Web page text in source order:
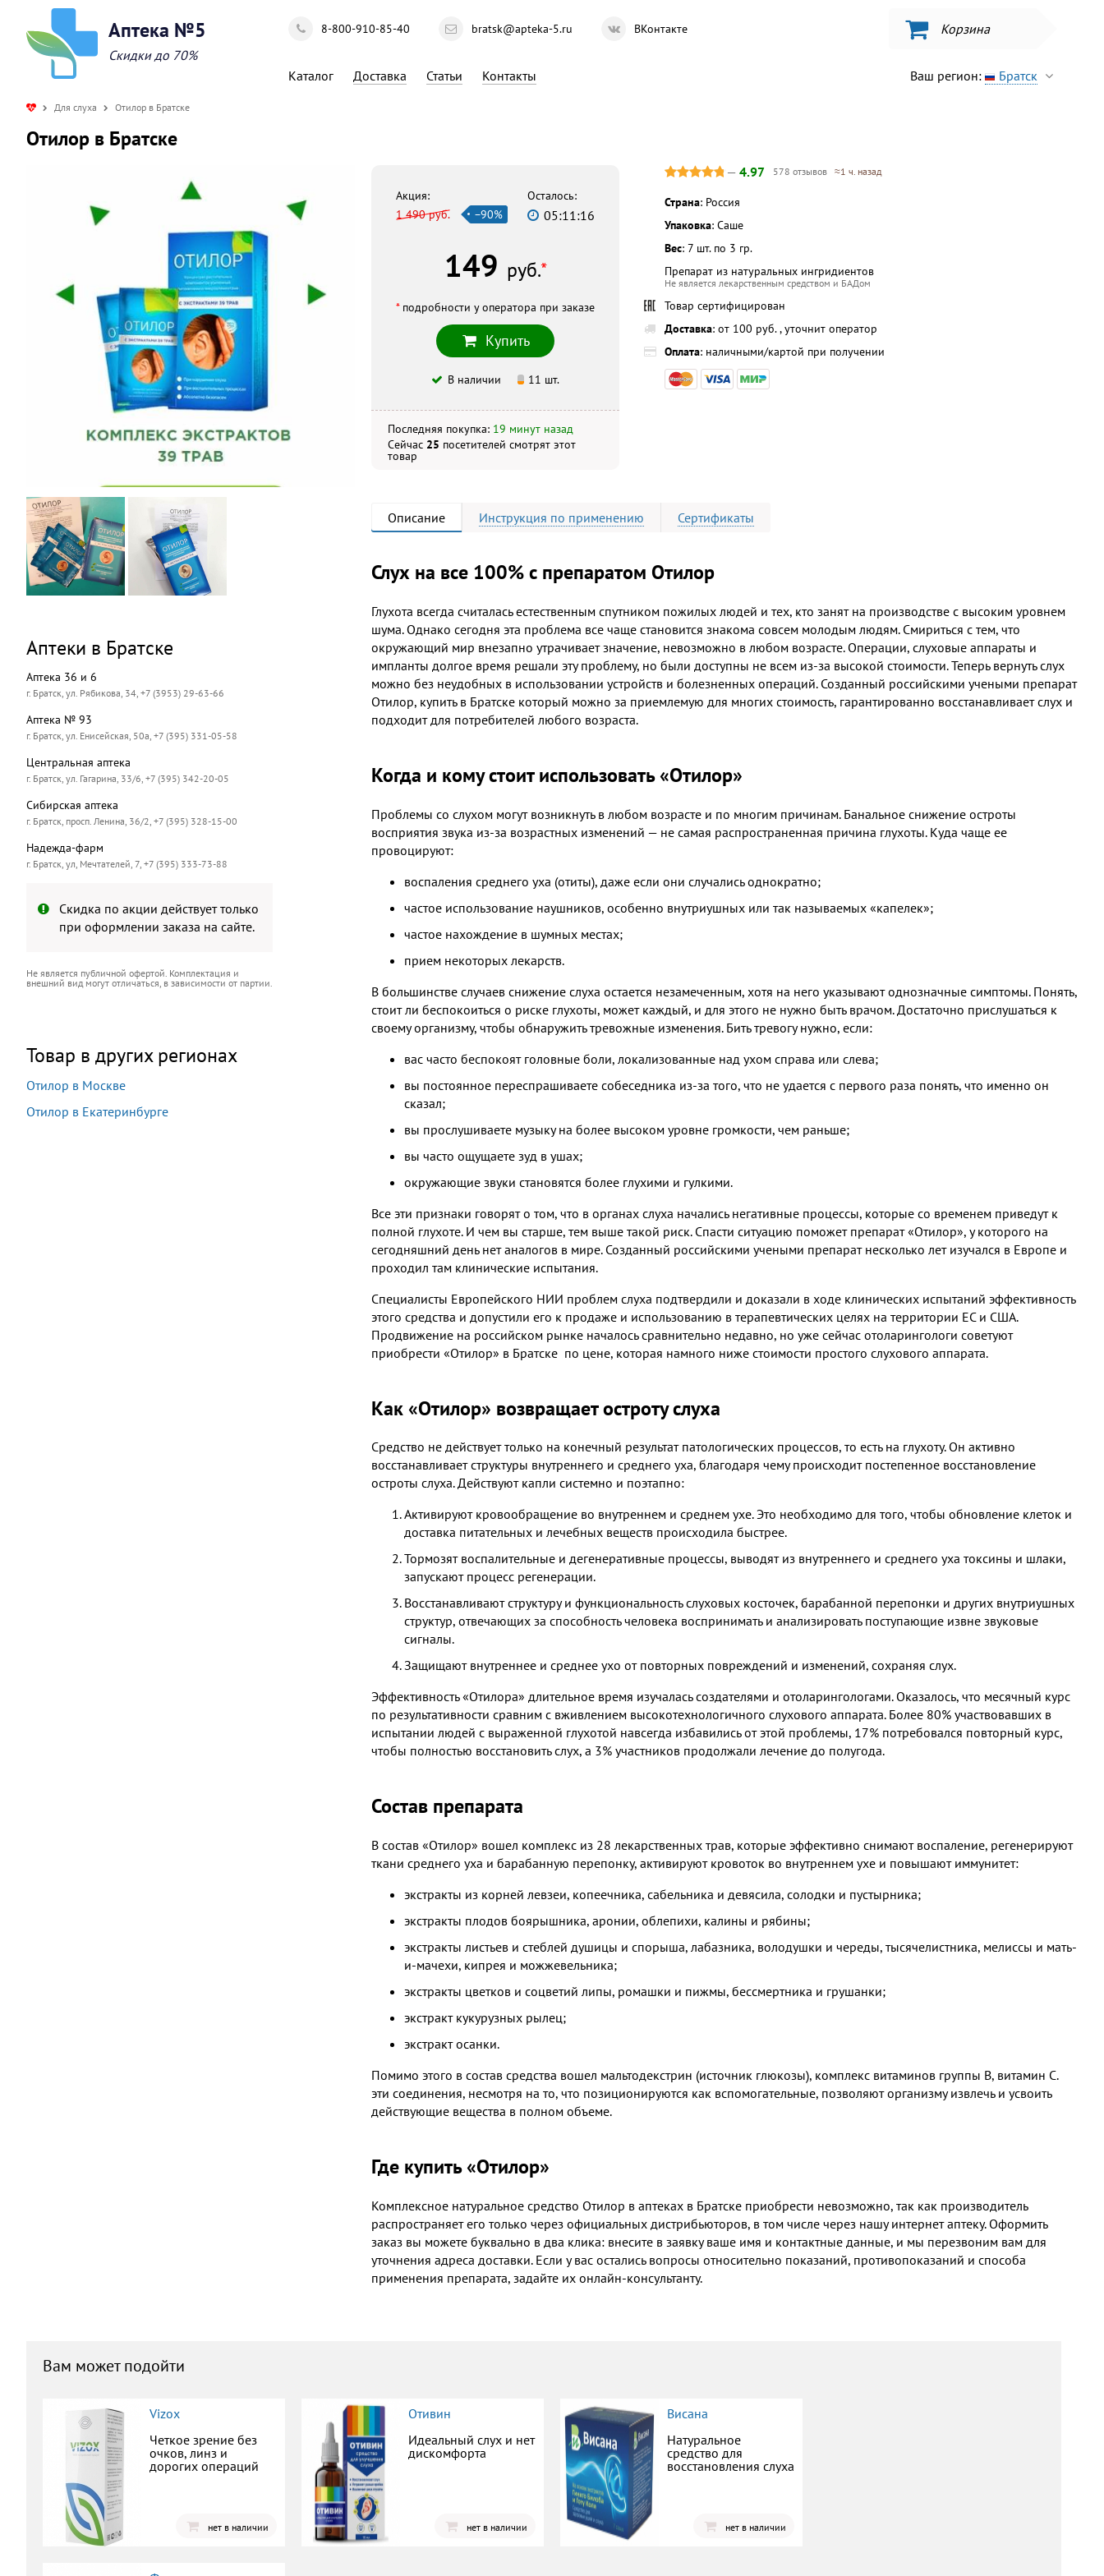
Аптека №5
Скидки до 70%
8-800-910-85-40 bratsk@apteka-5.ru ВКонтакте Корзина
Каталог Доставка Статьи Контакты Ваш регион: Братск
Для слуха Отилор в Братске
Отилор в Братске
Аптеки в Братске
Аптека 36 и 6
г. Братск, ул. Рябикова, 34, +7 (3953) 29-63-66
Аптека № 93
г. Братск, ул. Енисейская, 50а, +7 (395) 331-05-58
Центральная аптека
г. Братск, ул. Гагарина, 33/6, +7 (395) 342-20-05
Сибирская аптека
г. Братск, просп. Ленина, 36/2, +7 (395) 328-15-00
Надежда-фарм
г. Братск, ул, Мечтателей, 7, +7 (395) 333-73-88
Скидка по акции действует только
при оформлении заказа на сайте.
Не является публичной офертой. Комплектация и
внешний вид могут отличаться, в зависимости от партии.
Товар в других регионах
Отилор в Москве
Отилор в Екатеринбурге
Акция:
1 490 руб.
−90%
Осталось:
05:11:15
149 руб.*
*подробности у оператора при заказе
Купить
В наличии 11 шт.
Последняя покупка: 19 минут назад
Сейчас 25 посетителей смотрят этот
товар
— 4.97 578 отзывов ≈1 ч. назад
Страна: Россия
Упаковка: Саше
Вес: 7 шт. по 3 гр.
Препарат из натуральных ингридиентов
Не является лекарственным средством и БАДом
Товар сертифицирован
Доставка: от 100 руб. , уточнит оператор
Оплата: наличными/картой при получении
Описание Инструкция по применению Сертификаты
Слух на все 100% с препаратом Отилор
Глухота всегда считалась естественным спутником пожилых людей и тех, кто занят на производстве с высоким уровнем
шума. Однако сегодня эта проблема все чаще становится знакома совсем молодым людям. Смириться с тем, что
окружающий мир внезапно утрачивает значение, невозможно в любом возрасте. Операции, слуховые аппараты и
импланты долгое время решали эту проблему, но были доступны не всем из-за высокой стоимости. Теперь вернуть слух
можно без неудобных в использовании устройств и болезненных операций. Созданный российскими учеными препарат
Отилор, купить в Братске который можно за приемлемую для многих стоимость, гарантированно восстанавливает слух и
подходит для потребителей любого возраста.
Когда и кому стоит использовать «Отилор»
Проблемы со слухом могут возникнуть в любом возрасте и по многим причинам. Банальное снижение остроты
восприятия звука из-за возрастных изменений — не самая распространенная причина глухоты. Куда чаще ее
провоцируют:
воспаления среднего уха (отиты), даже если они случались однократно;
частое использование наушников, особенно внутриушных или так называемых «капелек»;
частое нахождение в шумных местах;
прием некоторых лекарств.
В большинстве случаев снижение слуха остается незамеченным, хотя на него указывают однозначные симптомы. Понять,
стоит ли беспокоиться о риске глухоты, может каждый, и для этого не нужно быть врачом. Достаточно прислушаться к
своему организму, чтобы обнаружить тревожные изменения. Бить тревогу нужно, если:
вас часто беспокоят головные боли, локализованные над ухом справа или слева;
вы постоянное переспрашиваете собеседника из-за того, что не удается с первого раза понять, что именно он
сказал;
вы прослушиваете музыку на более высоком уровне громкости, чем раньше;
вы часто ощущаете зуд в ушах;
окружающие звуки становятся более глухими и гулкими.
Все эти признаки говорят о том, что в органах слуха начались негативные процессы, которые со временем приведут к
полной глухоте. И чем вы старше, тем выше такой риск. Спасти ситуацию поможет препарат «Отилор», у которого на
сегодняшний день нет аналогов в мире. Созданный российскими учеными препарат несколько лет изучался в Европе и
проходил там клинические испытания.
Специалисты Европейского НИИ проблем слуха подтвердили и доказали в ходе клинических испытаний эффективность
этого средства и допустили его к продаже и использованию в терапевтических целях на территории ЕС и США.
Продвижение на российском рынке началось сравнительно недавно, но уже сейчас отоларингологи советуют
приобрести «Отилор» в Братске по цене, которая намного ниже стоимости простого слухового аппарата.
Как «Отилор» возвращает остроту слуха
Средство не действует только на конечный результат патологических процессов, то есть на глухоту. Он активно
восстанавливает структуры внутреннего и среднего уха, благодаря чему происходит постепенное восстановление
остроты слуха. Действуют капли системно и поэтапно:
Активируют кровообращение во внутреннем и среднем ухе. Это необходимо для того, чтобы обновление клеток и
доставка питательных и лечебных веществ происходила быстрее.
Тормозят воспалительные и дегенеративные процессы, выводят из внутреннего и среднего уха токсины и шлаки,
запускают процесс регенерации.
Восстанавливают структуру и функциональность слуховых косточек, барабанной перепонки и других внутриушных
структур, отвечающих за способность человека воспринимать и анализировать поступающие извне звуковые
сигналы.
Защищают внутреннее и среднее ухо от повторных повреждений и изменений, сохраняя слух.
Эффективность «Отилора» длительное время изучалась создателями и отоларингологами. Оказалось, что месячный курс
по результативности сравним с вживлением высокотехнологичного слухового аппарата. Более 80% участвовавших в
испытании людей с выраженной глухотой навсегда избавились от этой проблемы, 17% потребовался повторный курс,
чтобы полностью восстановить слух, а 3% участников продолжали лечение до полугода.
Состав препарата
В состав «Отилор» вошел комплекс из 28 лекарственных трав, которые эффективно снимают воспаление, регенерируют
ткани среднего уха и барабанную перепонку, активируют кровоток во внутреннем ухе и повышают иммунитет:
экстракты из корней левзеи, копеечника, сабельника и девясила, солодки и пустырника;
экстракты плодов боярышника, аронии, облепихи, калины и рябины;
экстракты листьев и стеблей душицы и спорыша, лабазника, володушки и череды, тысячелистника, мелиссы и мать-
и-мачехи, кипрея и можжевельника;
экстракты цветков и соцветий липы, ромашки и пижмы, бессмертника и грушанки;
экстракт кукурузных рылец;
экстракт осанки.
Помимо этого в состав средства вошел мальтодекстрин (источник глюкозы), комплекс витаминов группы В, витамин С.
эти соединения, несмотря на то, что позиционируются как вспомогательные, позволяют организму извлечь и усвоить
действующие вещества в полном объеме.
Где купить «Отилор»
Комплексное натуральное средство Отилор в аптеках в Братске приобрести невозможно, так как производитель
распространяет его только через официальных дистрибьюторов, в том числе через нашу интернет аптеку. Оформить
заказ вы можете буквально в два клика: внесите в заявку ваше имя и контактные данные, и мы перезвоним вам для
уточнения адреса доставки. Если у вас остались вопросы относительно показаний, противопоказаний и способа
применения препарата, задайте их онлайн-консультанту.
Вам может подойти
Vizox
Четкое зрение без
очков, линз и
дорогих операций
нет в наличии
Отивин
Идеальный слух и нет
дискомфорта
нет в наличии
Висана
Натуральное
средство для
восстановления слуха
нет в наличии